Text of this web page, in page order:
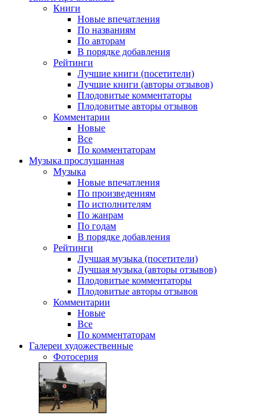
Книги
Новые впечатления
По названиям
По авторам
В порядке добавления
Рейтинги
Лучшие книги (посетители)
Лучшие книги (авторы отзывов)
Плодовитые комментаторы
Плодовитые авторы отзывов
Комментарии
Новые
Все
По комментаторам
Музыка прослушанная
Музыка
Новые впечатления
По произведениям
По исполнителям
По жанрам
По годам
В порядке добавления
Рейтинги
Лучшая музыка (посетители)
Лучшая музыка (авторы отзывов)
Плодовитые комментаторы
Плодовитые авторы отзывов
Комментарии
Новые
Все
По комментаторам
Галереи художественные
Фотосерия